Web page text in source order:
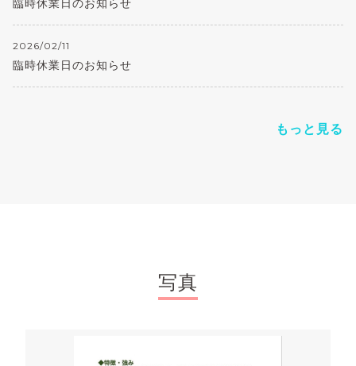
臨時休業日のお知らせ
2026/02/11
臨時休業日のお知らせ
もっと見る
写真